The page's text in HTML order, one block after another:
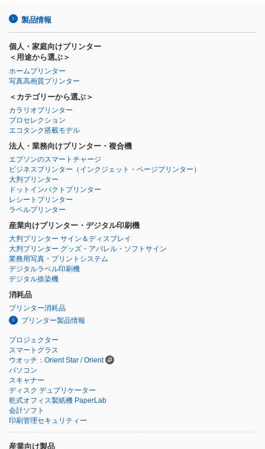
製品情報
個人・家庭向けプリンター
＜用途から選ぶ＞
ホームプリンター
写真高画質プリンター
＜カテゴリーから選ぶ＞
カラリオプリンター
プロセレクション
エコタンク搭載モデル
法人・業務向けプリンター・複合機
エプソンのスマートチャージ
ビジネスプリンター （インクジェット・ページプリンター）
大判プリンター
ドットインパクトプリンター
レシートプリンター
ラベルプリンター
産業向けプリンター・デジタル印刷機
大判プリンター サイン＆ディスプレイ
大判プリンター グッズ・アパレル・ソフトサイン
業務用写真・プリントシステム
デジタルラベル印刷機
デジタル捺染機
消耗品
プリンター消耗品
プリンター製品情報
プロジェクター
スマートグラス
ウオッチ：Orient Star / Orient
パソコン
スキャナー
ディスク デュプリケーター
乾式オフィス製紙機 PaperLab
会計ソフト
印刷管理セキュリティー
産業向け製品